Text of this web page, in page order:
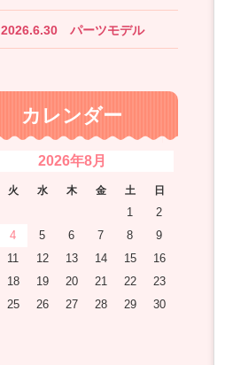
2026.6.30 パーツモデル
カレンダー
2026年8月
火 水 木 金 土 日
1
2
4 5 6 7 8
9
11 12 13 14 15
16
18 19 20 21 22
23
25 26 27 28 29
30